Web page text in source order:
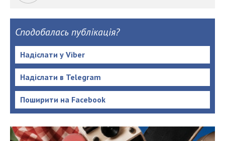
Сподобалась публікація?
Надіслати у Viber
Надіслати в Telegram
Поширити на Facebook